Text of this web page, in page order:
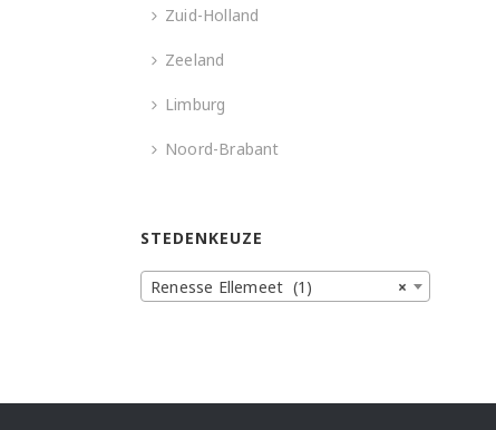
Zuid-Holland
Zeeland
Limburg
Noord-Brabant
STEDENKEUZE
×
Renesse Ellemeet (1)